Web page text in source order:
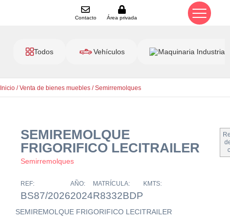
Contacto Área privada
Todos Vehículos Maquinaria Industrial
Inicio /Venta de bienes muebles /Semirremolques
SEMIREMOLQUE
FRIGORIFICO LECITRAILER
Semirremolques
REF:
BS87/2026
AÑO:
2024
MATRÍCULA:
R8332BDP
KMTS:
SEMIREMOLQUE FRIGORIFICO LECITRAILER